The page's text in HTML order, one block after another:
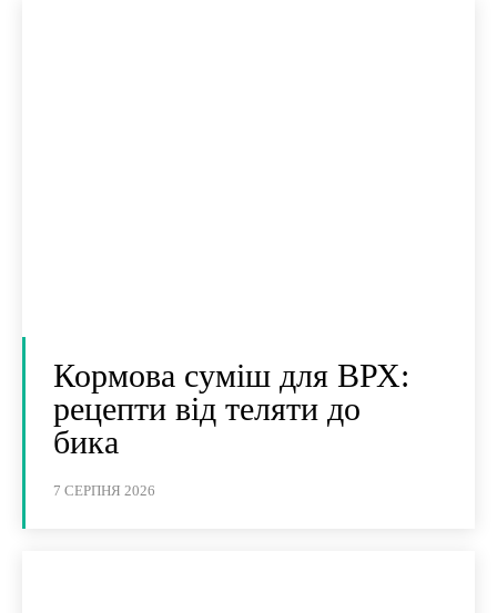
Кормова суміш для ВРХ:
рецепти від теляти до
бика
7 СЕРПНЯ 2026